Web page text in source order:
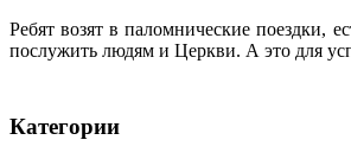
Ребят возят в паломнические поездки,
послужить людям и Церкви. А это для
Категории